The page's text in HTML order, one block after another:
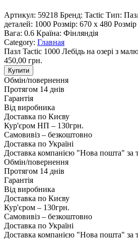
Артикул: 59218 Бренд: Tactic Тип:
деталей: 1000 Розмір: 670 х 480
Вага: 0.6 Країна: Фінляндія
Category: Главная
Пазл Tactic 1000 Лебідь на озері з
450,00 грн.
Купити
Обмін/повернення
Протягом 14 днів
Гарантія
Від виробника
Доставка по Києву
Кур'єром НП – 130грн.
Самовивіз – безкоштовно
Доставка по Україні
Доставка компанією "Нова пошта" за
Обмін/повернення
Протягом 14 днів
Гарантія
Від виробника
Доставка по Києву
Кур'єром – 130грн.
Самовивіз – безкоштовно
Доставка по Україні
Доставка компанією "Нова пошта" за